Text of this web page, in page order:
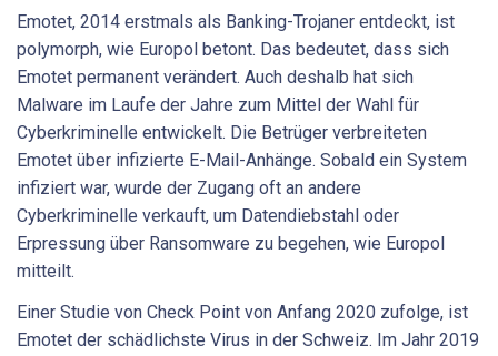
Emotet, 2014 erstmals als Banking-Trojaner entdeckt, ist
polymorph, wie Europol betont. Das bedeutet, dass sich
Emotet permanent verändert. Auch deshalb hat sich
Malware im Laufe der Jahre zum Mittel der Wahl für
Cyberkriminelle entwickelt. Die Betrüger verbreiteten
Emotet über infizierte E-Mail-Anhänge. Sobald ein System
infiziert war, wurde der Zugang oft an andere
Cyberkriminelle verkauft, um Datendiebstahl oder
Erpressung über Ransomware zu begehen, wie Europol
mitteilt.
Einer Studie von Check Point von Anfang 2020 zufolge, ist
Emotet der schädlichste Virus in der Schweiz. Im Jahr 2019